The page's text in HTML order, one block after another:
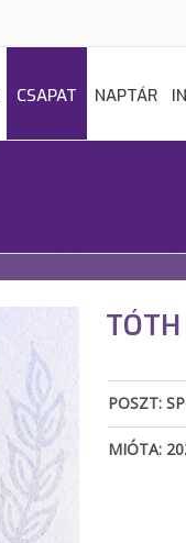
CSAPAT NAPTÁR
POSZT:
MIÓTA: